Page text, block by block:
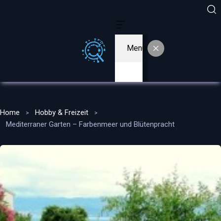
Menu
Home
Hobby & Freizeit
Mediterraner Garten – Farbenmeer und Blütenpracht